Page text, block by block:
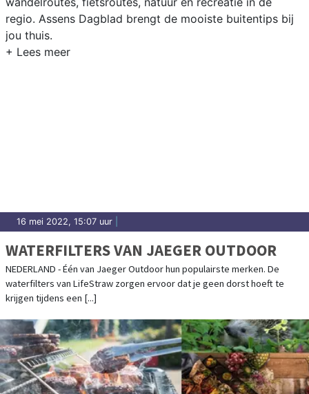
regio. Assens Dagblad brengt de mooiste buitentips bij
jou thuis.
16 mei 2022, 15:07 uur
WATERFILTERS VAN JAEGER OUTDOOR
NEDERLAND - Één van Jaeger Outdoor hun populairste merken. De
waterfilters van LifeStraw zorgen ervoor dat je geen dorst hoeft te
krijgen tijdens een [...]